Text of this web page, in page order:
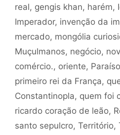
real, gengis khan, harém,
Imperador, invenção da
mercado, mongólia
Muçulmanos, negócio,
comércio., oriente, Paraíso
primeiro rei da França,
Constantinopla, quem foi
ricardo coração de leão,
santo sepulcro, Território,